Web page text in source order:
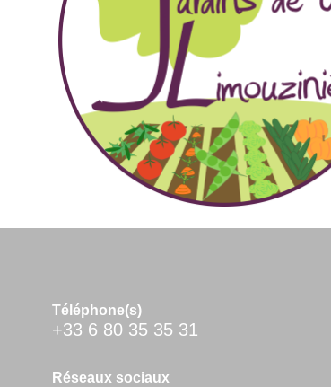
Téléphone(s)
+33 6 80 35 35 31
Réseaux sociaux